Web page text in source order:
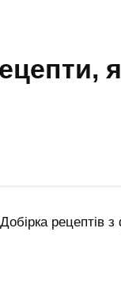
рецептів